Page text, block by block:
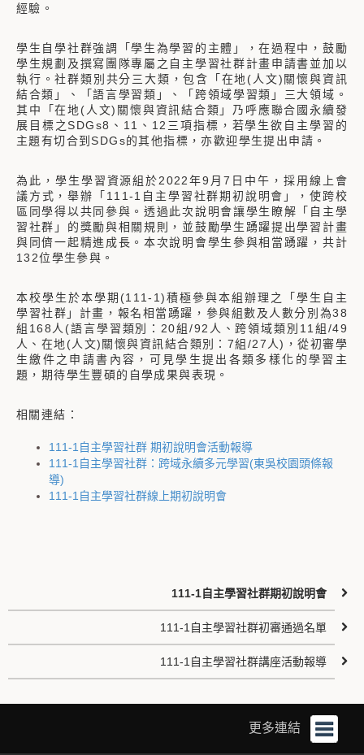
經驗。
學生自學社群強調「學生為學習的主體」，在過程中，鼓勵
學生規劃及撰寫團隊專屬之自主學習社群計畫申請書並加以
執行。社群類別共分三大類，包含「在地(人文)關懷與資訊
結合類」、「語言學習類」、「跨領域學習類」三大領域。
其中「在地(人文)關懷與資訊結合類」乃呼應聯合國永續發
展目標之SDGs8、11、12三項指標，若學生欲自主學習的
主題有切合到SDGs的其他指標，亦歡迎學生提出申請。
為此，學生學習資源組於2022年9月7日中午，採用線上會
議方式，舉辦「111-1自主學習社群期初說明會」，使跨校
區同學得以共同參與。透過此次說明會讓學生瞭解「自主學
習社群」的獎勵與相關規則，並鼓勵學生踴躍提出學習計畫
與同儕一起精進成長。本次說明會學生參與相當踴躍，共計
132位學生參與。
本校學生於本學期(111-1)積極參與本組辦理之「學生自主
學習社群」計畫，報名相當踴躍，參與組數及人數分別為38
組168人(語言學習類別：20組/92人、跨領域類別11組/49
人、在地(人文)關懷與資訊結合類別：7組/27人)，從初審學
生繳件之申請書內容，可見學生提出各類多樣化的學習主
題，期待學生豐碩的自學成果與表現。
相關連結：
111-1自主學習社群 期初說明會活動報導
111-1自主學習社群：跨域永續多元學習(東吳校園頭條報
導)
111-1自主學習社群線上期初說明會
111-1自主學習社群期初說明會
111-1自主學習社群初審通過名單
111-1自主學習社群講座活動報導
更多連結